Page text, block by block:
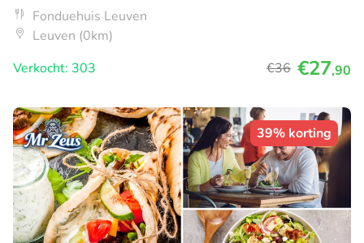
Fonduehuis Leuven
Leuven (0km)
Verkocht: 303
€36 €27,90
39% korting